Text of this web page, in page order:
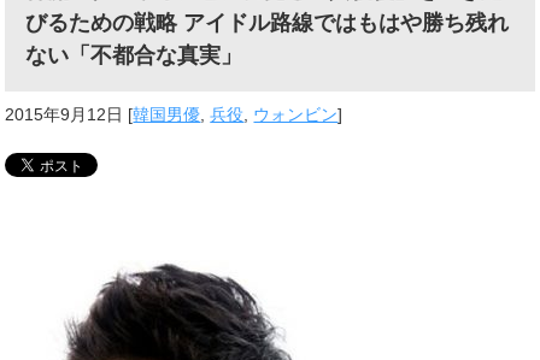
びるための戦略 アイドル路線ではもはや勝ち残れ
ない「不都合な真実」
2015年9月12日 [韓国男優,兵役, ウォンビン]